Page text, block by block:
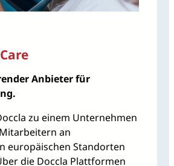
Anbieter für
zu einem Unternehmen
an
europäischen Standorten
die Doccla Plattformen